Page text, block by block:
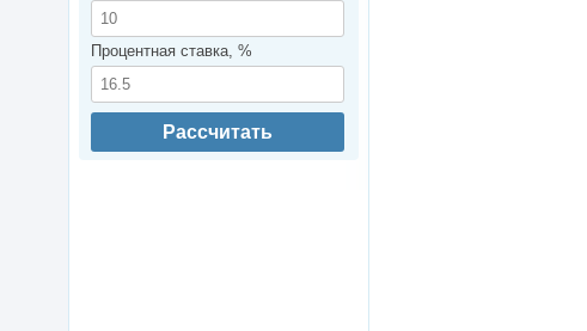
Процентная ставка, %
Рассчитать